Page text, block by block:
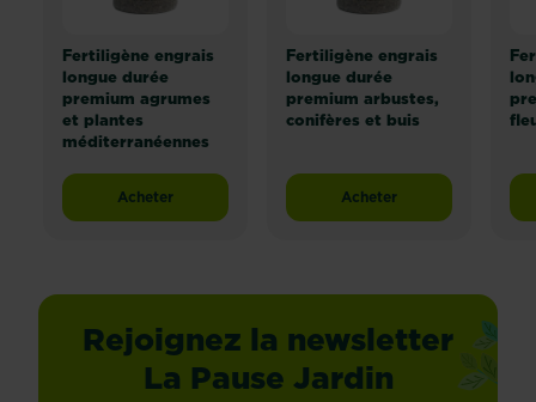
Fertiligène engrais
longue durée
premium agrumes
et plantes
méditerranéennes
Acheter Fertiligène engrais longue durée
Fertiligène engrais
longue durée
premium arbustes,
conifères et buis
Acheter
Rejoignez la newsletter
La Pause Jardin